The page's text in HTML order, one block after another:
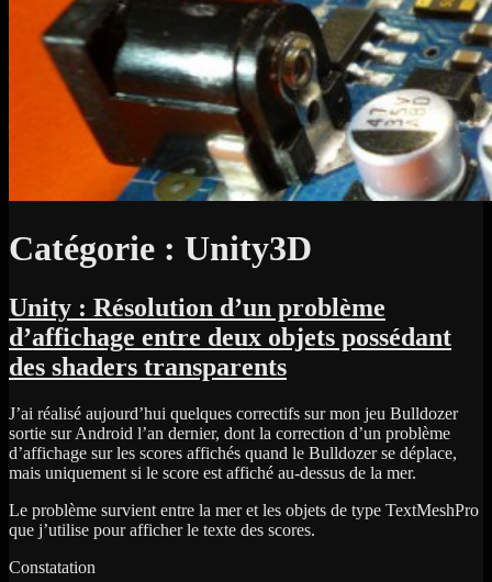
Catégorie : Unity3D
Unity : Résolution d’un problème
d’affichage entre deux objets possédant
des shaders transparents
J’ai réalisé aujourd’hui quelques correctifs sur mon jeu Bulldozer
sortie sur Android l’an dernier, dont la correction d’un problème
d’affichage sur les scores affichés quand le Bulldozer se déplace,
mais uniquement si le score est affiché au-dessus de la mer.
Le problème survient entre la mer et les objets de type TextMeshPro
que j’utilise pour afficher le texte des scores.
Constatation